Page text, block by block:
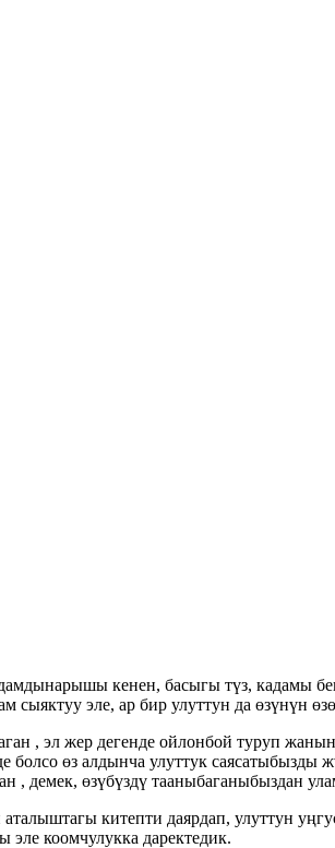
кенен, басыгы түз, кадамы
эле, ар бир улуттун да өзүнүн
, эл жер дегенде ойлонбой туруп
өз алдынча улуттук
демек, өзүбүздү тааныбаганыбыздан
китепти даярдап, улуттун
коомчулукка даректедик.